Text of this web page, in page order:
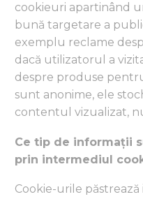
cookieuri apartinând
bună targetare a
exemplu reclame
dacă utilizatorul a
despre produse
sunt anonime, ele
contentul vizualizat,
Ce tip de informații
prin intermediul
Cookie-urile